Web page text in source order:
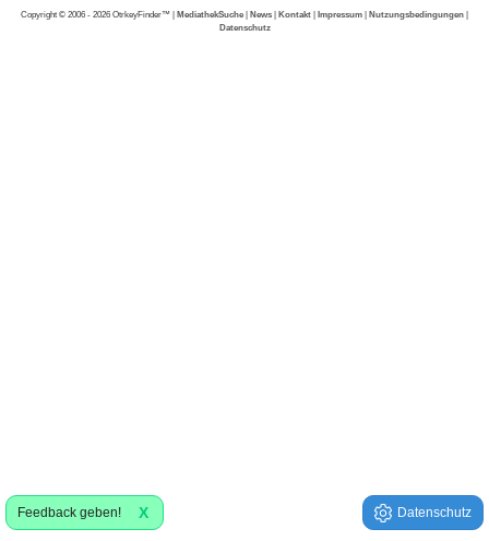
Copyright © 2006 - 2026 OtrkeyFinder™ | MediathekSuche | News | Kontakt | Impressum | Nutzungsbedingungen |
Datenschutz
Feedback geben! X Datenschutz